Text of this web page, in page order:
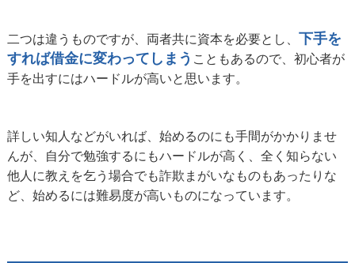
二つは違うものですが、両者共に資本を必要とし、 下手を
すれば借金に変わってしまう こともあるので、初心者が
手を出すにはハードルが高いと思います。
詳しい知人などがいれば、始めるのにも手間がかかりませ
んが、自分で勉強するにもハードルが高く、全く知らない
他人に教えを乞う場合でも詐欺まがいなものもあったりな
ど、始めるには難易度が高いものになっています。